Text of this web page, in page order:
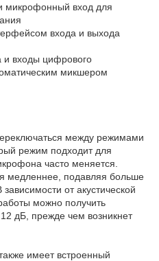
микрофонный вход для
входа и выхода
входы цифрового
микшером
между режимами
режим подходит для
часто меняется.
медленнее, подавляя больше
от акустической
можно получить
дБ, прежде чем возникнет
имеет встроенный